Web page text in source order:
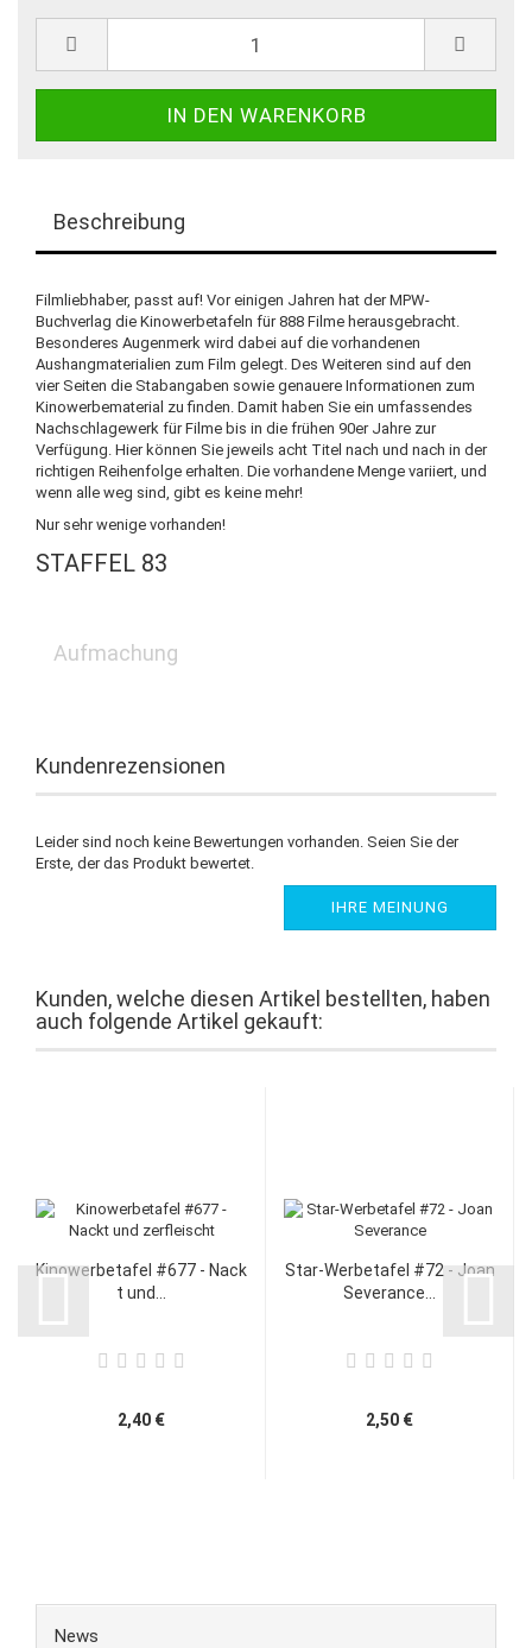
Beschreibung
Filmliebhaber, passt auf! Vor einigen Jahren hat der MPW-
Buchverlag die Kinowerbetafeln für 888 Filme herausgebracht.
Besonderes Augenmerk wird dabei auf die vorhandenen
Aushangmaterialien zum Film gelegt. Des Weiteren sind auf den
vier Seiten die Stabangaben sowie genauere Informationen zum
Kinowerbematerial zu finden. Damit haben Sie ein umfassendes
Nachschlagewerk für Filme bis in die frühen 90er Jahre zur
Verfügung. Hier können Sie jeweils acht Titel nach und nach in der
richtigen Reihenfolge erhalten. Die vorhandene Menge variiert, und
wenn alle weg sind, gibt es keine mehr!
Nur sehr wenige vorhanden!
STAFFEL 83
Aufmachung
Kundenrezensionen
Leider sind noch keine Bewertungen vorhanden. Seien Sie der
Erste, der das Produkt bewertet.
IHRE MEINUNG
Kunden, welche diesen Artikel bestellten, haben
auch folgende Artikel gekauft:
Kinowerbetafel #677 - Nack
t und...
2,40 €
Star-Werbetafel #72 - Joan
Severance...
2,50 €
News